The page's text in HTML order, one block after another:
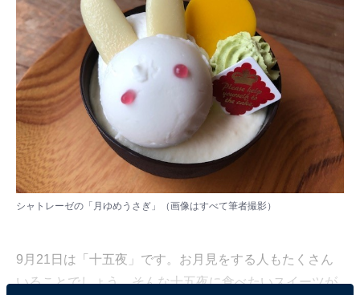
シャトレーゼの「月ゆめうさぎ」（画像はすべて筆者撮影）
9月21日は「十五夜」です。お月見をする人もたくさん
いることでしょう。そんな十五夜に食べたいスイーツが